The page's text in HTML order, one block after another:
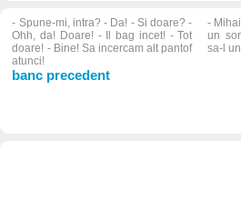
- Spune-mi, intra? - Da! - Si doare? -
Ohh, da! Doare! - Il bag incet! - Tot
doare! - Bine! Sa incercam alt pantof
atunci!
banc precedent
-
un
sa-l